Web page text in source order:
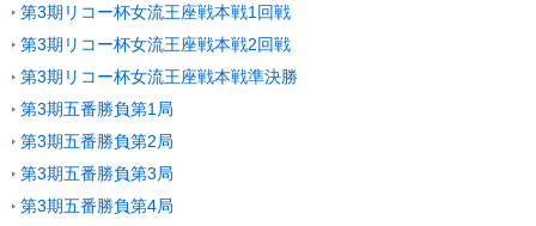
第3期リコー杯女流王座戦本戦1回戦
第3期リコー杯女流王座戦本戦2回戦
第3期リコー杯女流王座戦本戦準決勝
第3期五番勝負第1局
第3期五番勝負第2局
第3期五番勝負第3局
第3期五番勝負第4局